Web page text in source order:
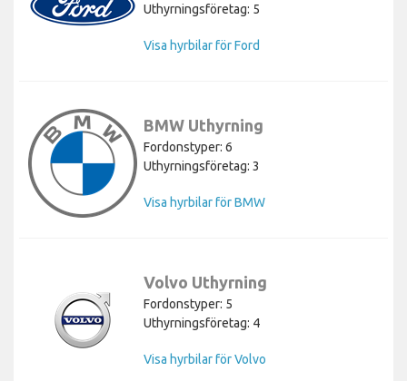
Uthyrningsföretag: 5
Visa hyrbilar för Ford
BMW Uthyrning
Fordonstyper: 6
Uthyrningsföretag: 3
Visa hyrbilar för BMW
Volvo Uthyrning
Fordonstyper: 5
Uthyrningsföretag: 4
Visa hyrbilar för Volvo